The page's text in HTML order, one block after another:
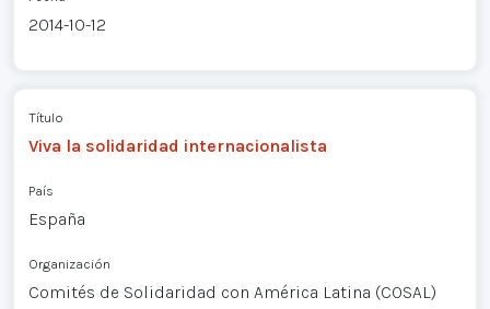
2014-10-12
Título
Viva la solidaridad internacionalista
País
España
Organización
Comités de Solidaridad con América Latina (COSAL)